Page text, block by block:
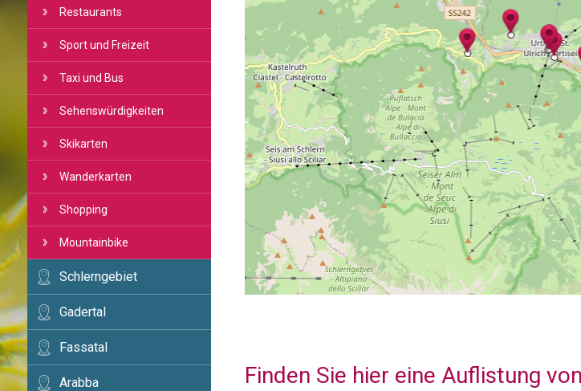
Restaurants
Sport und Freizeit
Taxi und Bus
Sehenswürdigkeiten
Skikarten
Wanderkarten
Shopping
Mountainbike
Schlerngebiet
Gadertal
Fassatal
Arabba
Finden Sie hier eine Auflistung